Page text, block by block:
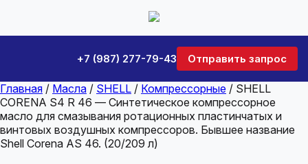
+7 (987) 277-79-43 Отправить запрос
Главная / Масла / SHELL / Компрессорные / SHELL
CORENA S4 R 46 — Синтетическое компрессорное
масло для смазывания ротационных пластинчатых и
винтовых воздушных компрессоров. Бывшее название
Shell Corena AS 46. (20/209 л)